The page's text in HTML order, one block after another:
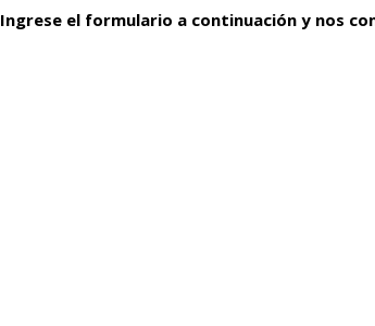
Ingrese el formulario a continuación y nos